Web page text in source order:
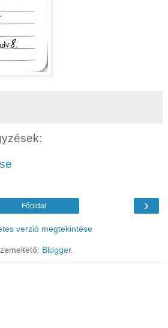
›
Főoldal
verzió megtekintése
Blogger.